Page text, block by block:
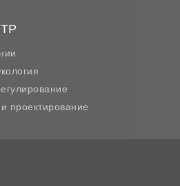
проектирование